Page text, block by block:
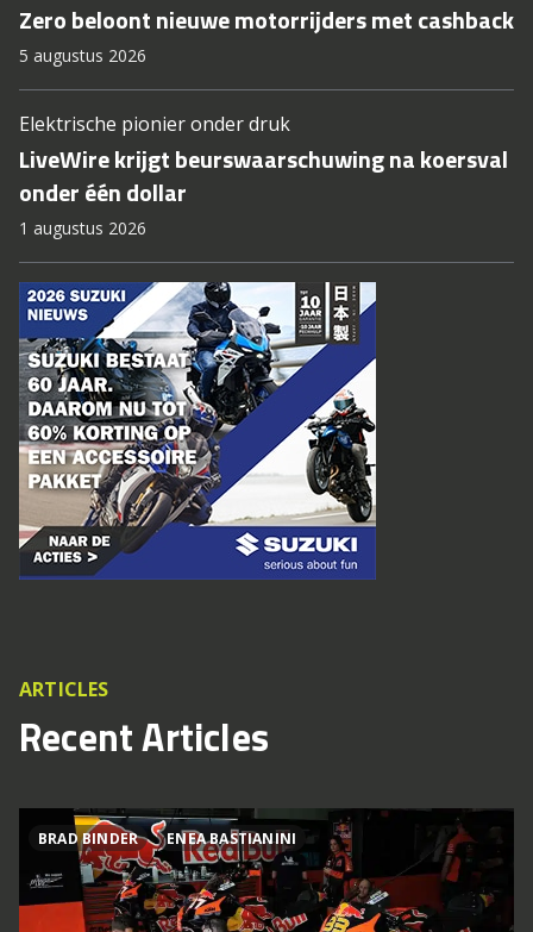
Zero beloont nieuwe motorrijders met cashback
5 augustus 2026
Elektrische pionier onder druk
LiveWire krijgt beurswaarschuwing na koersval
onder één dollar
1 augustus 2026
ARTICLES
Recent Articles
BRAD BINDER ENEA BASTIANINI